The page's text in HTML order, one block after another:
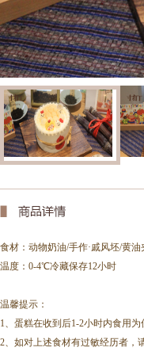
食材：动物奶油/手作·戚风坯/黄
温度：0-4℃冷藏保存12小时
温馨提示：
1、蛋糕在收到后1-2小时内食用为
2、如对上述食材有过敏经历者，